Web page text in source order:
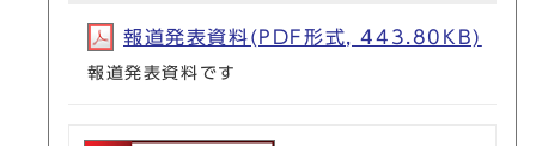
報道発表資料(PDF形式, 443.80KB)
報道発表資料です